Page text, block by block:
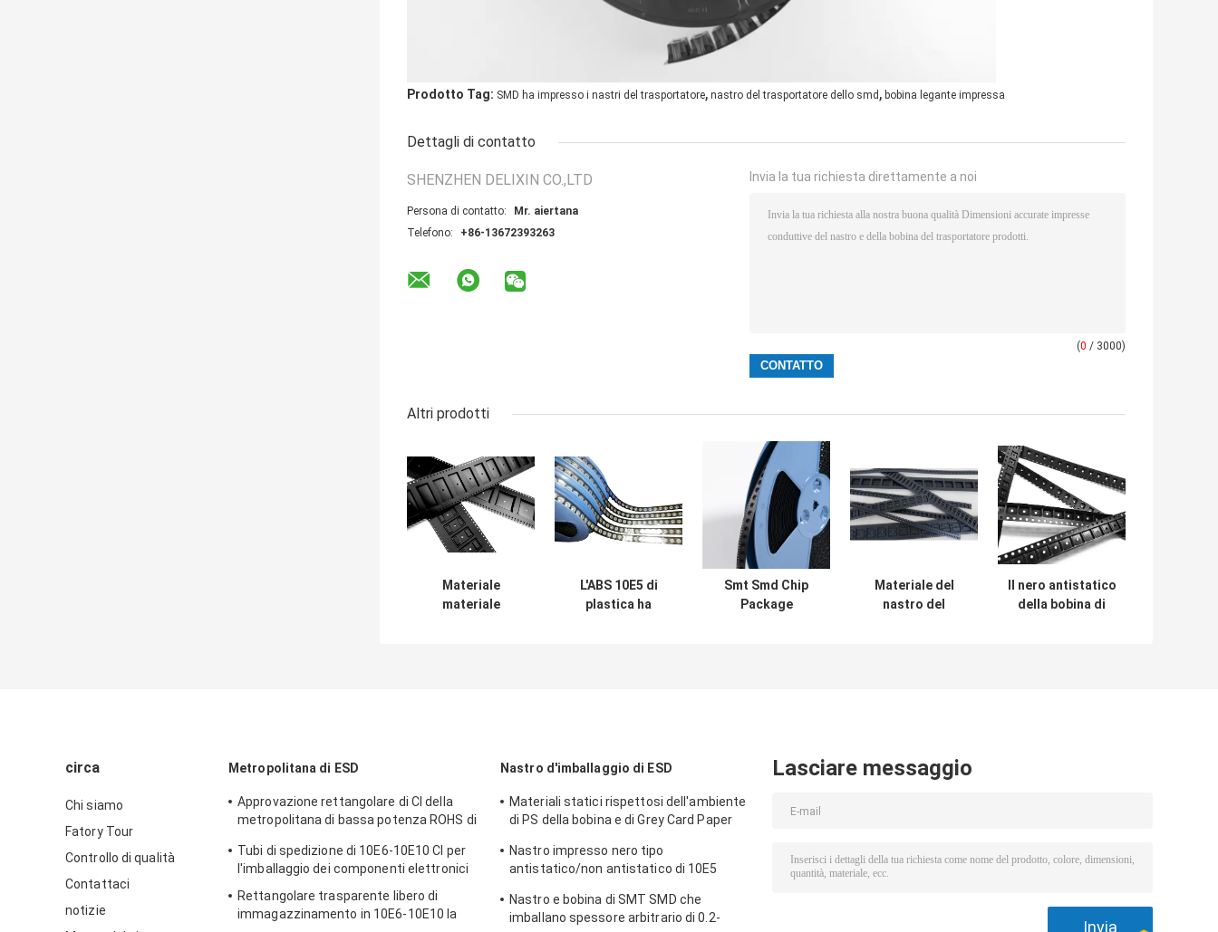
Prodotto Tag: SMD ha impresso i nastri del trasportatore, nastro del trasportatore dello smd , bobina legante impressa
Dettagli di contatto
SHENZHEN DELIXIN CO.,LTD
Persona di contatto:
Mr. aiertana
Telefono:
+86-13672393263
Invia la tua richiesta direttamente a noi
(0 / 3000)
Altri prodotti
Materiale
materiale
L'ABS 10E5 di
plastica ha
Smt Smd Chip
Package
Materiale del
nastro del
Il nero antistatico
della bobina di
circa
Chi siamo
Fatory Tour
Controllo di qualità
Contattaci
notizie
Metropolitana di ESD
Approvazione rettangolare di CI della
metropolitana di bassa potenza ROHS di
Tubi di spedizione di 10E6-10E10 CI per
l'imballaggio dei componenti elettronici
Rettangolare trasparente libero di
immagazzinamento in 10E6-10E10 la
Nastro d'imballaggio di ESD
Materiali statici rispettosi dell'ambiente
di PS della bobina e di Grey Card Paper
Nastro impresso nero tipo
antistatico/non antistatico di 10E5
Nastro e bobina di SMT SMD che
imballano spessore arbitrario di 0.2-
Lasciare messaggio